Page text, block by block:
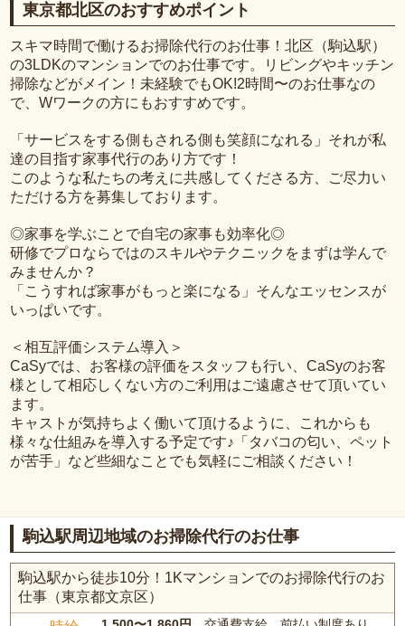
東京都北区のおすすめポイント
スキマ時間で働けるお掃除代行のお仕事！北区（駒込駅）
の3LDKのマンションでのお仕事です。リビングやキッチン
掃除などがメイン！未経験でもOK!2時間〜のお仕事なの
で、Wワークの方にもおすすめです。
「サービスをする側もされる側も笑顔になれる」それが私
達の目指す家事代行のあり方です！
このような私たちの考えに共感してくださる方、ご尽力い
ただける方を募集しております。
◎家事を学ぶことで自宅の家事も効率化◎
研修でプロならではのスキルやテクニックをまずは学んで
みませんか？
「こうすれば家事がもっと楽になる」そんなエッセンスが
いっぱいです。
＜相互評価システム導入＞
CaSyでは、お客様の評価をスタッフも行い、CaSyのお客
様として相応しくない方のご利用はご遠慮させて頂いてい
ます。
キャストが気持ちよく働いて頂けるように、これからも
様々な仕組みを導入する予定です♪「タバコの匂い、ペット
が苦手」など些細なことでも気軽にご相談ください！
駒込駅周辺地域のお掃除代行のお仕事
駒込駅から徒歩10分！1Kマンションでのお掃除代行のお
仕事（東京都文京区）